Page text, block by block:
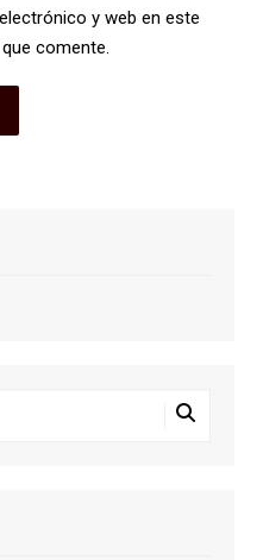
y web en este
comente.